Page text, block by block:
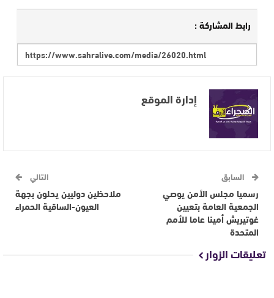
رابط المشاركة :
إدارة الموقع
السابق
رسميا مجلس الأمن يوصي
الجمعية العامة بتعيين
غوتيريش أمينا عاما للأمم
المتحدة
التالي
ملاحظين دوليين يحلون بجهة
العيون-الساقية الحمراء
تعليقات الزوار